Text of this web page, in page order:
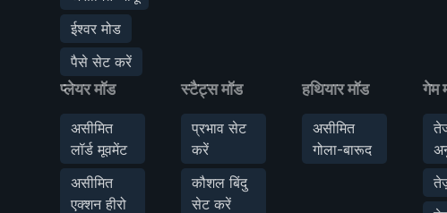
ईश्वर मोड
पैसे सेट करें
प्लेयर मॉड
असीमित
लॉर्ड मूवमेंट
असीमित
एक्शन हीरो
स्टैट्स मॉड
प्रभाव सेट
करें
कौशल बिंदु
सेट करें
हथियार मॉड
असीमित
गोला-बारूद
गेम